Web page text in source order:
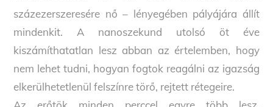
százezerszeresére nő – lényegében pályájára állít
mindenkit. A nanoszekund utolsó öt éve
kiszámíthatatlan lesz abban az értelemben, hogy
nem lehet tudni, hogyan fogtok reagálni az igazság
elkerülhetetlenül felszínre törő, rejtett rétegeire.